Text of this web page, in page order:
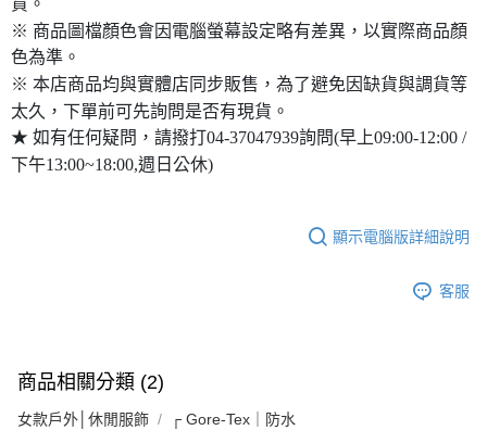
※ 商品圖檔顏色會因電腦螢幕設定略有差異，以實際商品顏
色為準。
※ 本店商品均與實體店同步販售，為了避免因缺貨與調貨等
太久，下單前可先詢問是否有現貨。
★ 如有任何疑問，請撥打04-37047939詢問(早上09:00-12:00 /
下午13:00~18:00,週日公休)
顯示電腦版詳細說明
客服
商品相關分類 (2)
女款戶外│休閒服飾 ┌ Gore-Tex｜防水